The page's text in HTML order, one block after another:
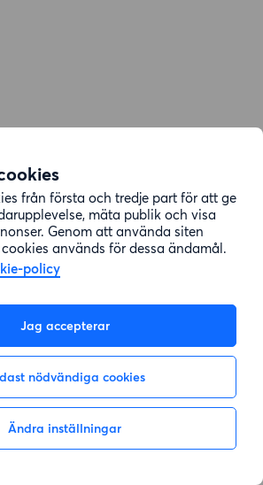
från första och tredje part för att ge
mäta publik och visa
Genom att använda siten
används för dessa ändamål.
policy
Jag accepterar
nödvändiga cookies
Ändra inställningar